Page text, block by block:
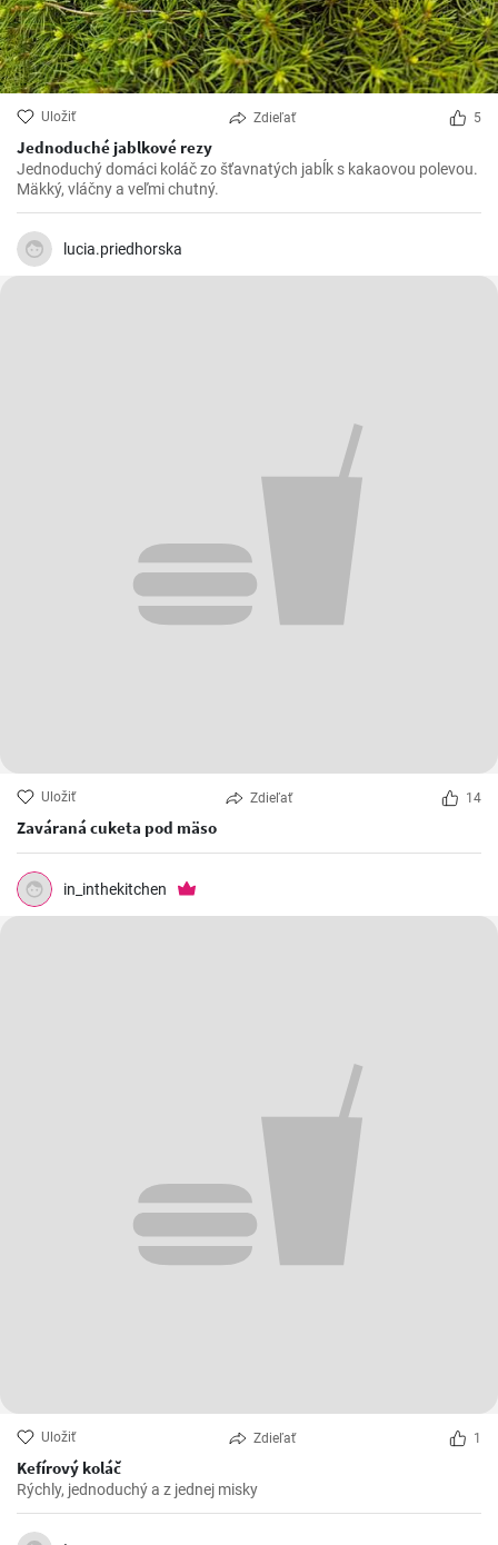
Uložiť Zdieľať 5
Jednoduché jablkové rezy
Jednoduchý domáci koláč zo šťavnatých jabĺk s kakaovou polevou.
Mäkký, vláčny a veľmi chutný.
lucia.priedhorska
Uložiť Zdieľať 14
Zaváraná cuketa pod mäso
in_inthekitchen
Uložiť Zdieľať 1
Kefírový koláč
Rýchly, jednoduchý a z jednej misky